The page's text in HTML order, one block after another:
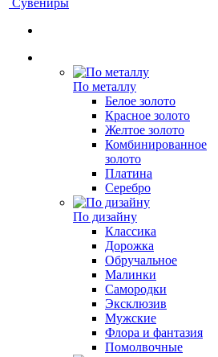
Сувениры
По металлу
Белое золото
Красное золото
Желтое золото
Комбинированное
золото
Платина
Серебро
По дизайну
Классика
Дорожка
Обручальное
Малинки
Самородки
Эксклюзив
Мужские
Флора и фантазия
Помолвочные